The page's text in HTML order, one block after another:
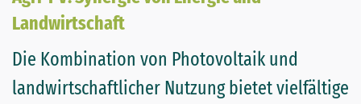
Landwirtschaft
Die Kombination von Photovoltaik und
landwirtschaftlicher Nutzung bietet vielfältige